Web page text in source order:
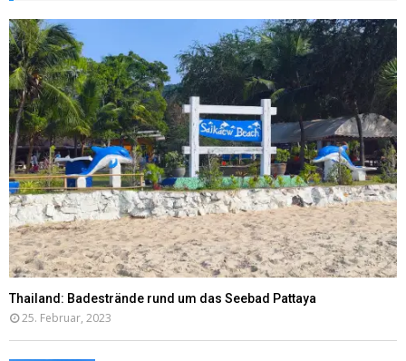
Thailand: Badestrände rund um das Seebad Pattaya
25. Februar, 2023